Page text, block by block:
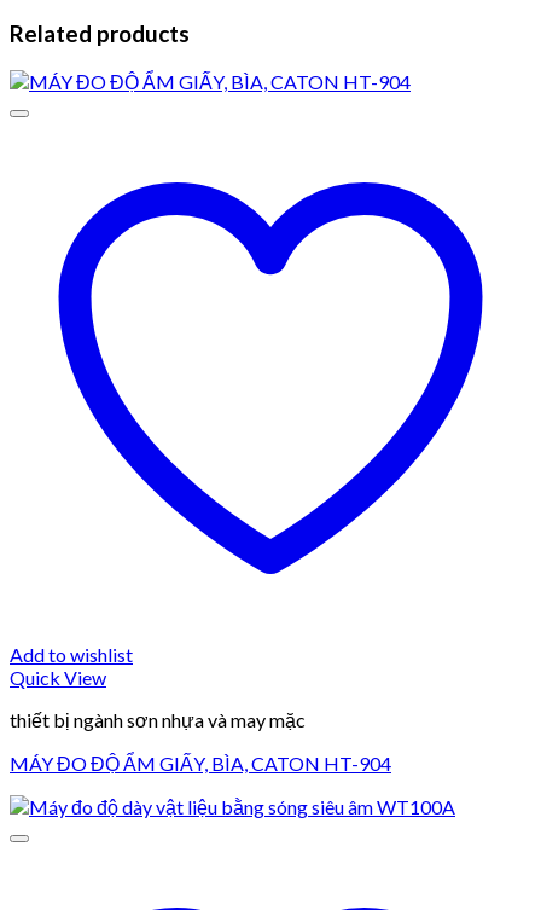
Related products
Add to wishlist
Quick View
thiết bị ngành sơn nhựa và may mặc
MÁY ĐO ĐỘ ẨM GIẤY, BÌA, CATON HT-904